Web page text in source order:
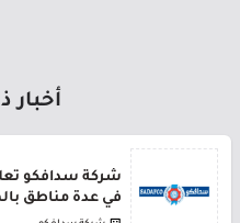
أخبار
شركة سدافكو
في عدة مناطق